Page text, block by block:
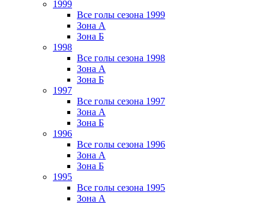
1999
Все голы сезона 1999
Зона А
Зона Б
1998
Все голы сезона 1998
Зона А
Зона Б
1997
Все голы сезона 1997
Зона А
Зона Б
1996
Все голы сезона 1996
Зона А
Зона Б
1995
Все голы сезона 1995
Зона А